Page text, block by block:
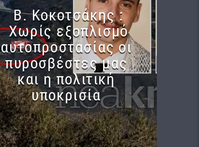
Β. Κοκοτσάκης :
Χωρίς εξοπλισμό
αυτοπροστασίας οι
πυροσβέστες μας
και η πολιτική
υποκρισία